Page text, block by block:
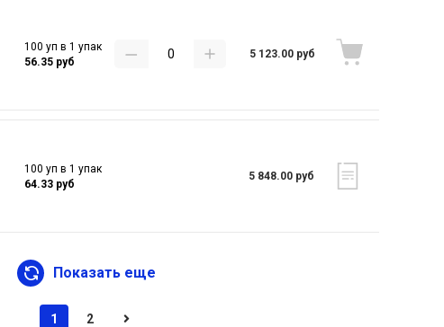
100 уп в 1 упак
56.35 руб
5 123.00 руб
100 уп в 1 упак
64.33 руб
5 848.00 руб
Показать еще
1 2